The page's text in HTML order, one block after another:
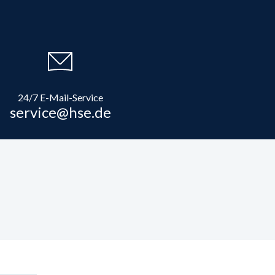
24/7 E-Mail-Service
service@hse.de